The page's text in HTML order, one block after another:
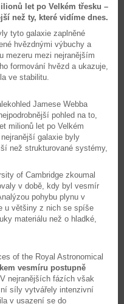
let po Velkém třesku –
než ty, které vidíme dnes.
tyto galaxie zaplněné
hvězdnými výbuchy a
mezeru mezi nejranějším
formování hvězd a ukazuje,
ve stabilitu.
Jamese Webba
pohled na to,
milionů let po Velkém
galaxie byly
než strukturované systémy,
of Cambridge zkoumal
v době, kdy byl vesmír
pohybu plynu v
u většiny z nich se spíše
materiálu než o hladké,
of the Royal Astronomical
vesmíru postupně
. V nejranějších fázích však
síly vytvářely intenzivní
v usazení se do